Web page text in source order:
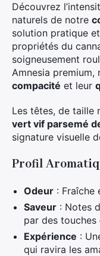
Découvrez
naturels de notre
solution pratique
propriétés du
soigneusement
Amnesia premium,
compacité et leur
Les têtes, de taille
vert vif parsemé
signature visuelle
Profil
Odeur : Fraîche
Saveur : Notes
par des touches
Expérience :
qui ravira les
Sucré